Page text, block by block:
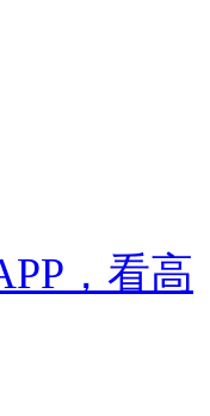
，看高